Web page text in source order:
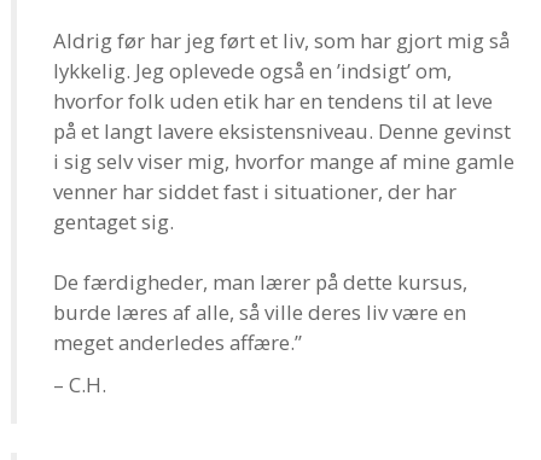
Aldrig før har jeg ført et liv, som har gjort mig så
lykkelig. Jeg oplevede også en ’indsigt’ om,
hvorfor folk uden etik har en tendens til at leve
på et langt lavere eksistensniveau. Denne gevinst
i sig selv viser mig, hvorfor mange af mine gamle
venner har siddet fast i situationer, der har
gentaget sig.
De færdigheder, man lærer på dette kursus,
burde læres af alle, så ville deres liv være en
meget anderledes affære.”
– C.H.